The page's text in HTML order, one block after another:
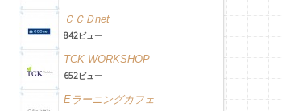
ＣＣＤnet
842ビュー
TCK WORKSHOP
652ビュー
Eラーニングカフェ